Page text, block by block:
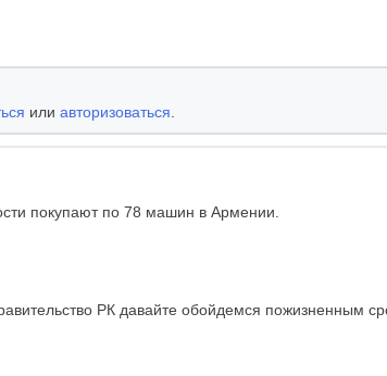
или авторизоваться.
покупают по 78 машин в Армении.
РК давайте обойдемся пожизненным